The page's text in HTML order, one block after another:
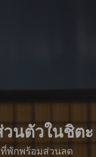
นตัวในชิตะ
ที่พักพร้อมส่วนลด